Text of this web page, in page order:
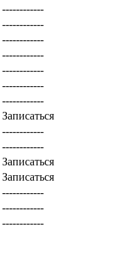
------------
------------
------------
------------
------------
------------
------------
Записаться
------------
------------
Записаться
Записаться
------------
------------
------------